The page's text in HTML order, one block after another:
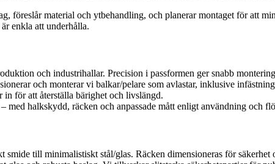
material och ytbehandling, och planerar montaget för att
enkla att underhålla.
och industrihallar. Precision i passformen ger snabb
och monterar vi balkar/pelare som avlastar, inklusive
för att återställa bärighet och livslängd.
med halkskydd, räcken och anpassade mått enligt användning och
smide till minimalistiskt stål/glas. Räcken dimensioneras för säkerhet